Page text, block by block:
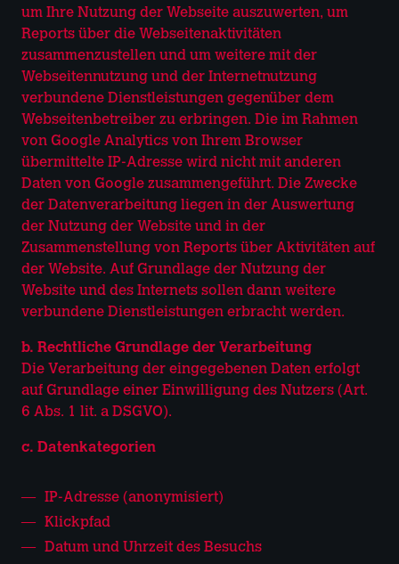
um Ihre Nutzung der Webseite auszuwerten, um
Reports über die Webseitenaktivitäten
zusammenzustellen und um weitere mit der
Webseitennutzung und der Internetnutzung
verbundene Dienstleistungen gegenüber dem
Webseitenbetreiber zu erbringen. Die im Rahmen
von Google Analytics von Ihrem Browser
übermittelte IP-Adresse wird nicht mit anderen
Daten von Google zusammengeführt. Die Zwecke
der Datenverarbeitung liegen in der Auswertung
der Nutzung der Website und in der
Zusammenstellung von Reports über Aktivitäten auf
der Website. Auf Grundlage der Nutzung der
Website und des Internets sollen dann weitere
verbundene Dienstleistungen erbracht werden.
b. Rechtliche Grundlage der Verarbeitung
Die Verarbeitung der eingegebenen Daten erfolgt
auf Grundlage einer Einwilligung des Nutzers (Art.
6 Abs. 1 lit. a DSGVO).
c. Datenkategorien
IP-Adresse (anonymisiert)
Klickpfad
Datum und Uhrzeit des Besuchs